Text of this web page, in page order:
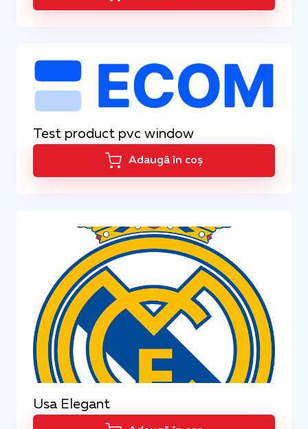
Test product pvc window
Adaugă în coș
Usa Elegant